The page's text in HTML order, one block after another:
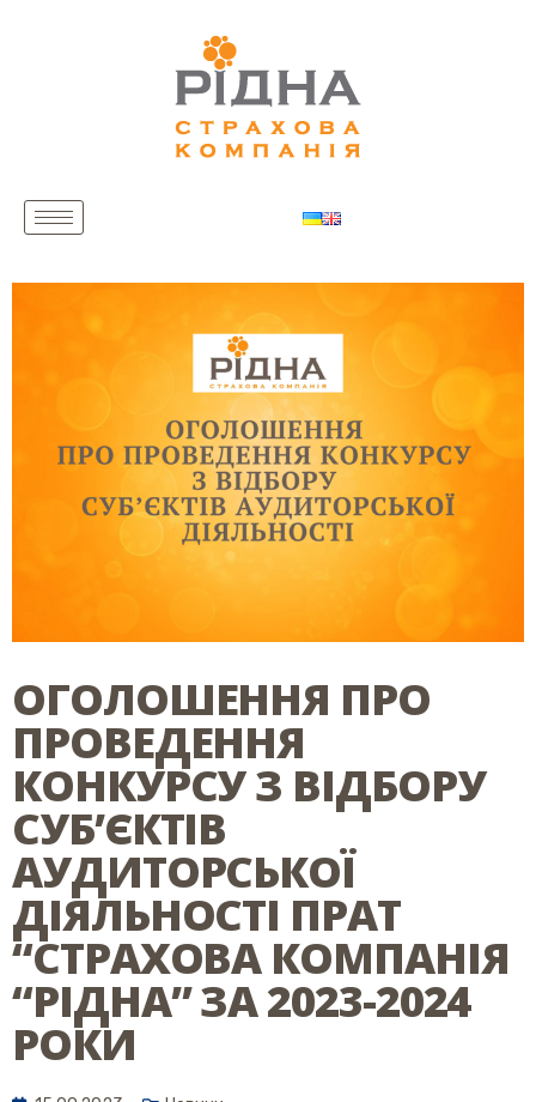
ОГОЛОШЕННЯ ПРО
ПРОВЕДЕННЯ
КОНКУРСУ З ВІДБОРУ
СУБ’ЄКТІВ
АУДИТОРСЬКОЇ
ДІЯЛЬНОСТІ ПРАТ
“СТРАХОВА КОМПАНІЯ
“РІДНА” ЗА 2023-2024
РОКИ